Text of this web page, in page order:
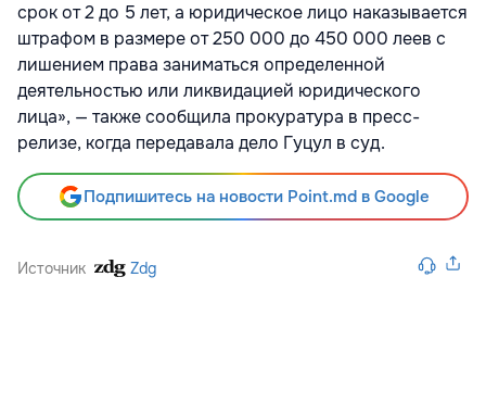
срок от 2 до 5 лет, а юридическое лицо наказывается
штрафом в размере от 250 000 до 450 000 леев с
лишением права заниматься определенной
деятельностью или ликвидацией юридического
лица», — также сообщила прокуратура в пресс-
релизе, когда передавала дело Гуцул в суд.
Подпишитесь на новости Point.md в Google
Источник Zdg